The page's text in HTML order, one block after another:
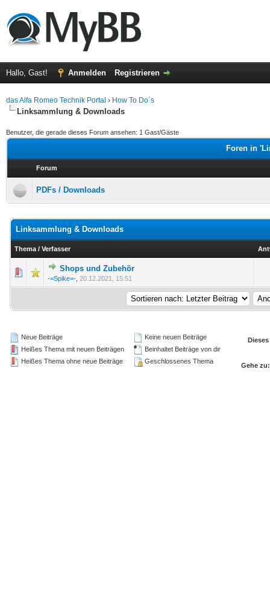
Hallo, Gast! Anmelden Registrieren
das Alfa Romeo Technik Portal › How To Do´s
Linksammlung & Downloads
Benutzer, die gerade dieses Forum ansehen: 1 Gast/Gäste
Foren in
Forum
PDFs / Downloads
Linksammlung & Downloads
Thema / Verfasser
Shops und Zubehör
-=Spike=- 20.12.2021, 15:51
- 0 von 5 durchschnittlich
Neue Beiträge
Heißes Thema mit neuen Beiträgen
Heißes Thema ohne neue Beiträge
Keine neuen Beiträge
Beinhaltet Beiträge von dir
Geschlossenes Thema
Gehe zu: